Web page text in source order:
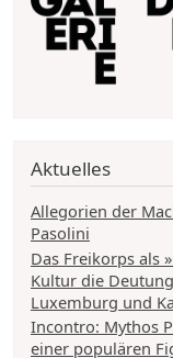
Aktuelles
Allegorien der
Pasolini
Das Freikorps als
Kultur die
Luxemburg und
Incontro: Mythos
einer populären